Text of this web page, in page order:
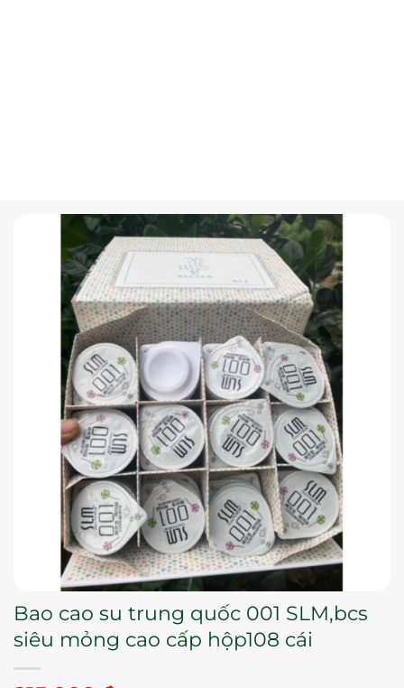
Bao cao su trung quốc 001 SLM,bcs
siêu mỏng cao cấp hộp108 cái